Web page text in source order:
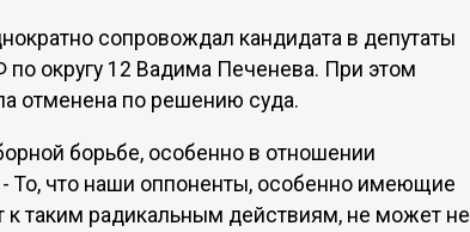
сопровождал кандидата в депутаты
округу 12 Вадима Печенева. При этом
отменена по решению суда.
борьбе, особенно в отношении
То, что наши оппоненты, особенно имеющие
к таким радикальным действиям, не может не